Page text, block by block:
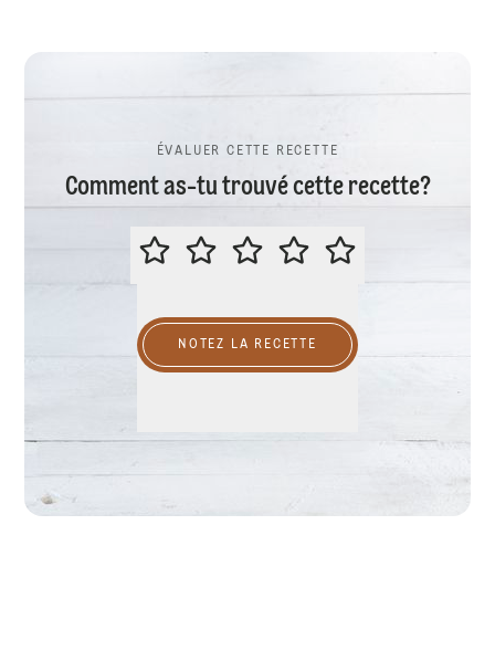
ÉVALUER CETTE RECETTE
Comment as-tu trouvé cette recette?
ÉVALUER CETTE RECETTE
NOTEZ LA RECETTE